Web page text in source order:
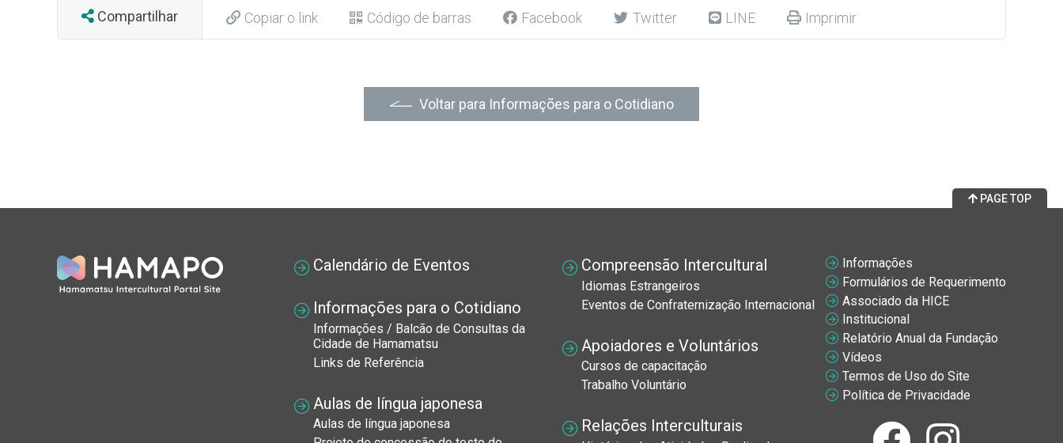
Compartilhar Copiar o link Código de barras Facebook Twitter LINE Imprimir
Voltar para Informações para o Cotidiano
PAGE TOP
Calendário de Eventos
Informações para o Cotidiano
Informações / Balcão de Consultas da
Cidade de Hamamatsu
Links de Referência
Aulas de língua japonesa
Aulas de língua japonesa
Compreensão Intercultural
Idiomas Estrangeiros
Eventos de Confraternização Internacional
Apoiadores e Voluntários
Cursos de capacitação
Trabalho Voluntário
Relações Interculturais
Informações
Formulários de Requerimento
Associado da HICE
Institucional
Relatório Anual da Fundação
Vídeos
Termos de Uso do Site
Política de Privacidade